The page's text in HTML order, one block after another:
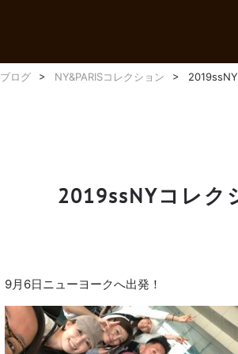
ブログ NY&PARISコレクション
2019ssNYコレ
9月6日ニューヨークへ出発！